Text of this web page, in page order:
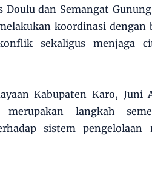
Doulu dan Semangat
koordinasi dengan
sekaligus menjaga
Kabupaten Karo, Juni
langkah
sistem pengelolaan